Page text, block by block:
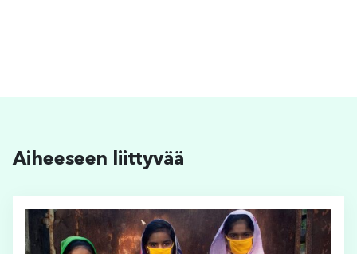
Aiheeseen liittyvää